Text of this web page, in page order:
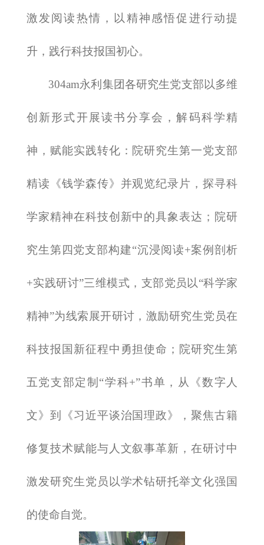
激发阅读热情，以精神感悟促进行动提
升，践行科技报国初心。
​304am永利集团各研究生党支部以多维
创新形式开展读书分享会，解码科学精
神，赋能实践转化：院研究生第一党支部
精读《钱学森传》并观览纪录片，探寻科
学家精神在科技创新中的具象表达；院研
究生第四党支部构建“沉浸阅读+案例剖析
+实践研讨”三维模式，支部党员以“科学家
精神”为线索展开研讨，激励研究生党员在
科技报国新征程中勇担使命；院研究生第
五党支部定制“学科+”书单，从《数字人
文》到《习近平谈治国理政》，聚焦古籍
修复技术赋能与人文叙事革新，在研讨中
激发研究生党员以学术钻研托举文化强国
的使命自觉。